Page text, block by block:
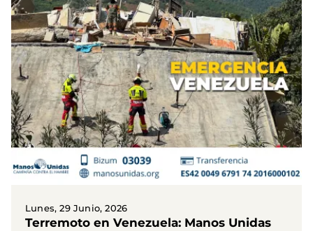
Lunes, 29 Junio, 2026
Terremoto en Venezuela: Manos Unidas